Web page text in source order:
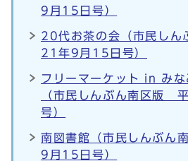
9月15日号）
20代お茶の会（市民し
21年9月15日号）
フリーマーケット in み
（市民しんぶん南区版
号）
南図書館（市民しんぶん
9月15日号）